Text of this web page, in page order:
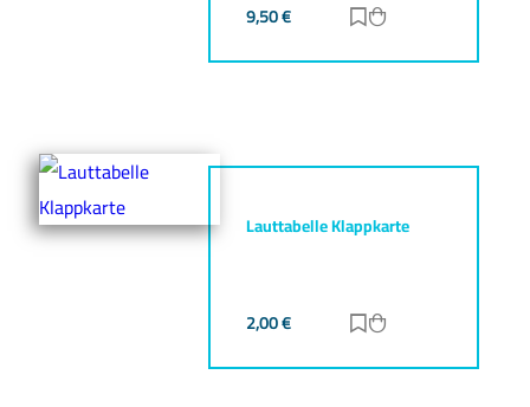
9,50€ Zur Merkliste
Lauttabelle Klappkarte
2,00€ Zur Merkliste